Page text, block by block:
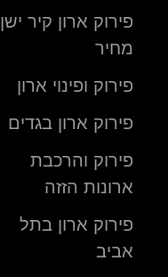
פירוק ארון קיר ישן
מחיר
פירוק ופינוי ארון
פירוק ארון בגדים
פירוק והרכבת
ארונות הזזה
פירוק ארון בתל
אביב